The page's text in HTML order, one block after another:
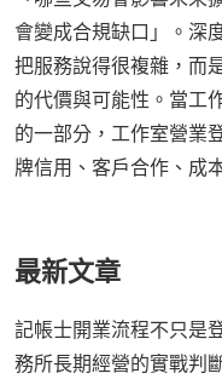
會變成合規缺口」。深
把服務說得很複雜，而
的代價與可能性。當工
的一部分，工作室營業
牌信用、客戶合作、成
最新文章
記帳士開業流程不只是
務所長期經營的實戰判